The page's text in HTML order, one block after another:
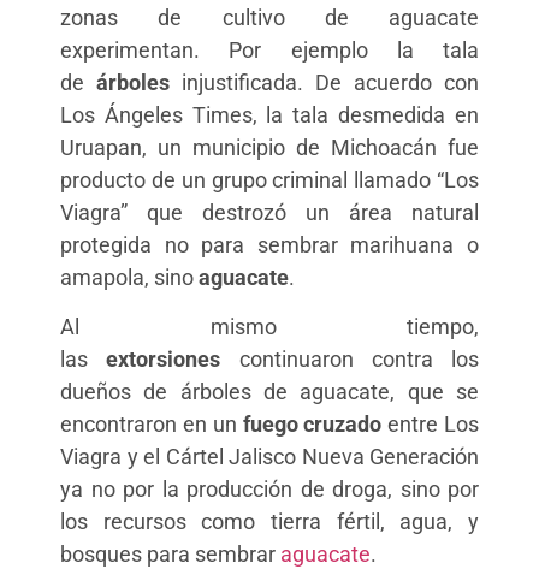
zonas de cultivo de aguacate
experimentan. Por ejemplo la tala
de árboles injustificada. De acuerdo con
Los Ángeles Times, la tala desmedida en
Uruapan, un municipio de Michoacán fue
producto de un grupo criminal llamado “Los
Viagra” que destrozó un área natural
protegida no para sembrar marihuana o
amapola, sinoaguacate.
Al mismo tiempo,
lasextorsiones continuaron contra los
dueños de árboles de aguacate, que se
encontraron en un fuego cruzadoentre Los
Viagra y el Cártel Jalisco Nueva Generación
ya no por la producción de droga, sino por
los recursos como tierra fértil, agua, y
bosques para sembrar aguacate.